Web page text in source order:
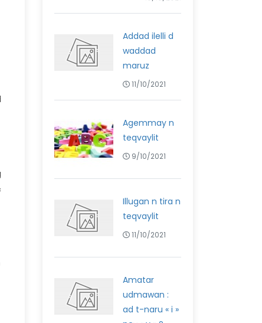
Addad ilelli d
waddad
maruz
11/10/2021
Agemmay n
teqvaylit
9/10/2021
Illugan n tira n
teqvaylit
11/10/2021
Amatar
udmawan :
ad t-naru « i »